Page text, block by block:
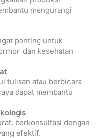
mengurangi
penting untuk
dan kesehatan
tulisan atau berbicara
dapat membantu
berkonsultasi dengan
efektif.